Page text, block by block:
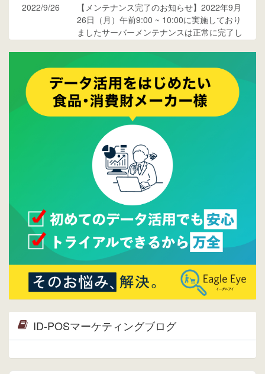
2022/9/26
【メンテナンス完了のお知らせ】2022年9月
26日（月）午前9:00 ~ 10:00に実施しており
ましたサーバーメンテナンスは正常に完了し
ご覧ください。
2015/10/19
ウレコンのサイト機能を大幅バージョンアッ
プ。詳細はこちら。⇒告知ページへ
2015/09/28
ウレコンが機能拡充し、サイトリニューアル
しました。⇒
ウレコンFacebook
Facebookページを開設しました。詳細は
ら。
ウレコンサイトリリースしました。
ID-POSマーケティングブログ